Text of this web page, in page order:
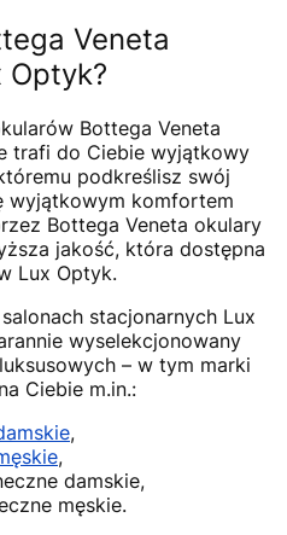
Veneta
Optyk?
Bottega Veneta
trafi do Ciebie wyjątkowy
podkreślisz swój
wyjątkowym komfortem
Bottega Veneta okulary
jakość, która dostępna
Lux Optyk.
stacjonarnych Lux
wyselekcjonowany
– w tym marki
Ciebie m.in.:
,
,
damskie,
męskie.